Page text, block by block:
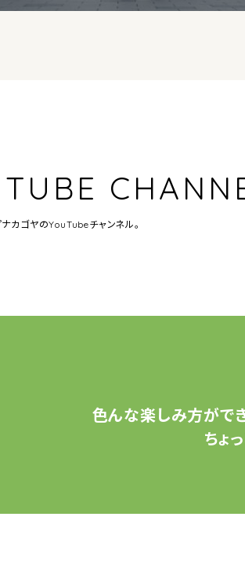
ナカゴヤのYouTubeチャンネル。
色んな楽しみ方がで
ちょ